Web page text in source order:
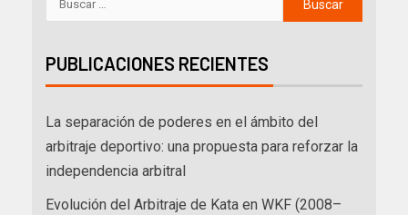
PUBLICACIONES RECIENTES
La separación de poderes en el ámbito del
arbitraje deportivo: una propuesta para reforzar la
independencia arbitral
Evolución del Arbitraje de Kata en WKF (2008–